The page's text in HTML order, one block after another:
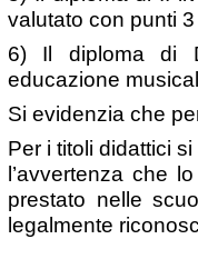
valutato con punti 3
6) Il diploma di
educazione
Si evidenzia che
Per i titoli didattici
l’avvertenza che
prestato nelle
legalmente